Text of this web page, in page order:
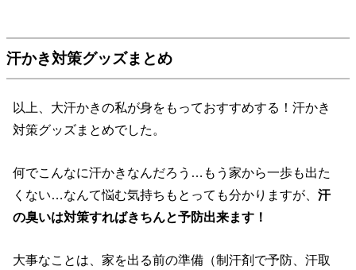
汗かき対策グッズまとめ
以上、大汗かきの私が身をもっておすすめする！汗かき
対策グッズまとめでした。
何でこんなに汗かきなんだろう…もう家から一歩も出た
くない…なんて悩む気持ちもとっても分かりますが、汗
の臭いは対策すればきちんと予防出来ます！
大事なことは、家を出る前の準備（制汗剤で予防、汗取